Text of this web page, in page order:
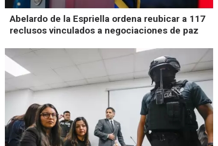
Abelardo de la Espriella ordena reubicar a 117
reclusos vinculados a negociaciones de paz